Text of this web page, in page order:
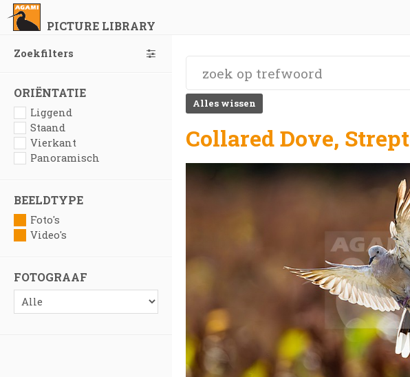
PICTURE LIBRARY
Zoekfilters
ORIËNTATIE
Liggend
Staand
Vierkant
Panoramisch
BEELDTYPE
Foto's
Video's
FOTOGRAAF
Alles wissen
Collared Dove,